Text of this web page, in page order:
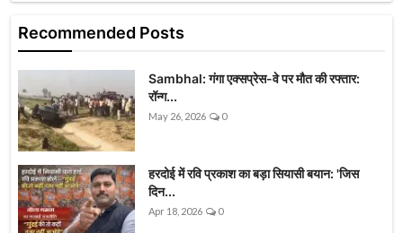
Recommended Posts
Sambhal: गंगा एक्सप्रेस-वे पर मौत की रफ्तार:
रॉन्ग...
May 26, 2026 0
हरदोई में रवि प्रकाश का बड़ा सियासी बयान: 'जिस
दिन...
Apr 18, 2026 0